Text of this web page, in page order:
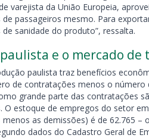
varejista da União Europeia,
passageiros mesmo. Para
sanidade do produto”, ressalta.
e o mercado de
paulista traz benefícios
de contratações menos o
grande parte das contratações
O estoque de empregos do setor
as demissões) é de 62.765
dados do Cadastro Geral de